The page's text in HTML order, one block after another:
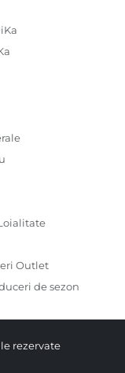
Outlet
de sezon
rezervate